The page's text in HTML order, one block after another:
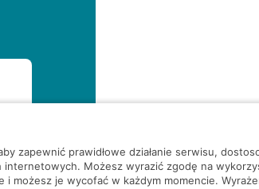
zapewnić prawidłowe działanie serwisu,
Możesz wyrazić zgodę na
możesz je wycofać w każdym momencie.